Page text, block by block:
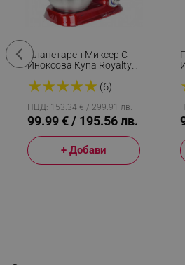
Планетарен Миксер С
Иноксова Купа Royalty
1900W, 6.5 Литра, 6
Приставки, Червен
★★★★★ (6)
ПЦД: 153.34 € / 299.91 лв.
99.99 € / 195.56 лв.
+ Добави